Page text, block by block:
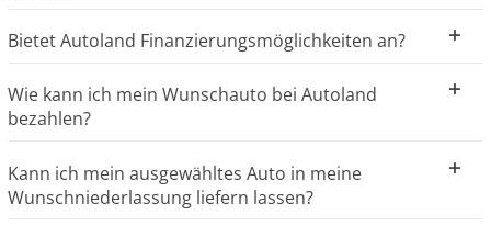
Bietet Autoland Finanzierungsmöglichkeiten an?
Wie kann ich mein Wunschauto bei Autoland
bezahlen?
Kann ich mein ausgewähltes Auto in meine
Wunschniederlassung liefern lassen?